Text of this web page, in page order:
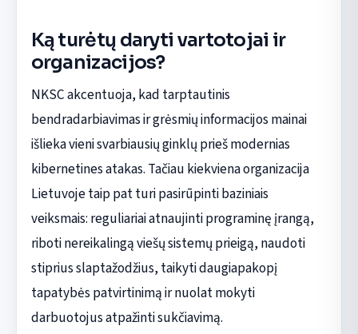
Ką turėtų daryti vartotojai ir
organizacijos?
NKSC akcentuoja, kad tarptautinis
bendradarbiavimas ir grėsmių informacijos mainai
išlieka vieni svarbiausių ginklų prieš modernias
kibernetines atakas. Tačiau kiekviena organizacija
Lietuvoje taip pat turi pasirūpinti baziniais
veiksmais: reguliariai atnaujinti programinę įrangą,
riboti nereikalingą viešų sistemų prieigą, naudoti
stiprius slaptažodžius, taikyti daugiapakopį
tapatybės patvirtinimą ir nuolat mokyti
darbuotojus atpažinti sukčiavimą.